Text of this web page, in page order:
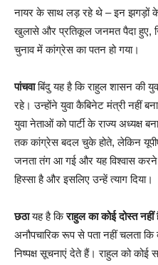
नायर के साथ लड़ रहे थे – इन झगड़ों
खुलासे और प्रतिकूल जनमत पैदा हुए,
चुनाव में कांग्रेस का पतन हो गया।
पांचवाबिंदु यह है कि राहुल शासन की
रहे। उन्होंने युवा कैबिनेट मंत्री नहीं
युवा नेताओं को पार्टी के राज्य अध्यक्ष
तक कांग्रेस बदल चुके होते, लेकिन
जनता तंग आ गई और यह विश्वास करने
हिस्सा है और इसलिए उन्हें त्याग दिया।
छठायह है किराहुल का कोई दोस्त नहीं
अनौपचारिक रूप से पता नहीं चलता
निष्पक्ष सूचनाएं देते हैं। राहुल को कोई